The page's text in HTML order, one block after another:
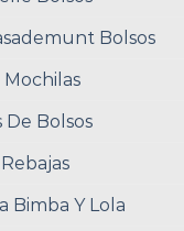
Bolsos
Mochilas
De Bolsos
Bimba Y Lola